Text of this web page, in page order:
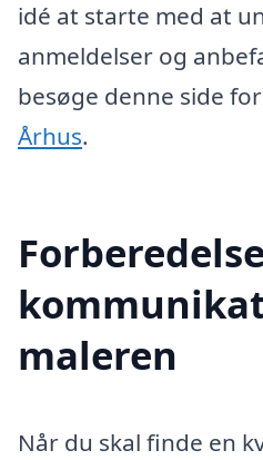
idé at starte med at
anmeldelser og
besøge denne side
Århus.
maleren
Når du skal finde en